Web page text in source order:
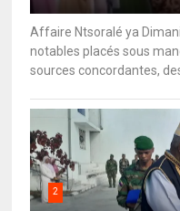
Affaire Ntsoralé ya
notables placés sous
sources concordantes,
2